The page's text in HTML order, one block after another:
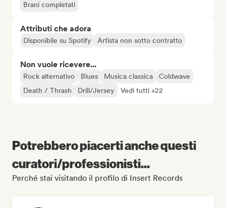
Brani completati
Attributi che adora
Disponibile su Spotify Artista non sotto contratto
Non vuole ricevere...
Rock alternativo Blues Musica classica
Coldwave
Death / Thrash
Drill/Jersey Vedi tutti +22
Potrebbero piacerti anche questi
curatori/professionisti...
Perché stai visitando il profilo di Insert Records